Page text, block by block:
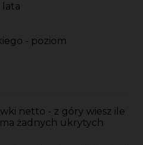
lata
- poziom
netto - z góry wiesz ile
żadnych ukrytych